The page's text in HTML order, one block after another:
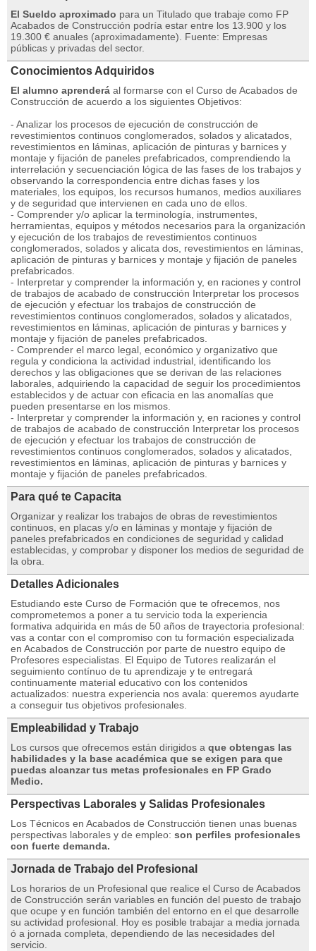
El Sueldo aproximado para un Titulado que trabaje como FP
Acabados de Construcción podría estar entre los 13.900 y los
19.300 € anuales (aproximadamente). Fuente: Empresas
públicas y privadas del sector.
Conocimientos Adquiridos
El alumno aprenderá al formarse con el Curso de Acabados de
Construcción de acuerdo a los siguientes Objetivos:
- Analizar los procesos de ejecución de construcción de
revestimientos continuos conglomerados, solados y alicatados,
revestimientos en láminas, aplicación de pinturas y barnices y
montaje y fijación de paneles prefabricados, comprendiendo la
interrelación y secuenciación lógica de las fases de los trabajos y
observando la correspondencia entre dichas fases y los
materiales, los equipos, los recursos humanos, medios auxiliares
y de seguridad que intervienen en cada uno de ellos.
- Comprender y/o aplicar la terminología, instrumentes,
herramientas, equipos y métodos necesarios para la organización
y ejecución de los trabajos de revestimientos continuos
conglomerados, solados y alicata dos, revestimientos en láminas,
aplicación de pinturas y barnices y montaje y fijación de paneles
prefabricados.
- Interpretar y comprender la información y, en raciones y control
de trabajos de acabado de construcción Interpretar los procesos
de ejecución y efectuar los trabajos de construcción de
revestimientos continuos conglomerados, solados y alicatados,
revestimientos en láminas, aplicación de pinturas y barnices y
montaje y fijación de paneles prefabricados.
- Comprender el marco legal, económico y organizativo que
regula y condiciona la actividad industrial, identificando los
derechos y las obligaciones que se derivan de las relaciones
laborales, adquiriendo la capacidad de seguir los procedimientos
establecidos y de actuar con eficacia en las anomalías que
pueden presentarse en los mismos.
- Interpretar y comprender la información y, en raciones y control
de trabajos de acabado de construcción Interpretar los procesos
de ejecución y efectuar los trabajos de construcción de
revestimientos continuos conglomerados, solados y alicatados,
revestimientos en láminas, aplicación de pinturas y barnices y
montaje y fijación de paneles prefabricados.
Para qué te Capacita
Organizar y realizar los trabajos de obras de revestimientos
continuos, en placas y/o en láminas y montaje y fijación de
paneles prefabricados en condiciones de seguridad y calidad
establecidas, y comprobar y disponer los medios de seguridad de
la obra.
Detalles Adicionales
Estudiando este Curso de Formación que te ofrecemos, nos
comprometemos a poner a tu servicio toda la experiencia
formativa adquirida en más de 50 años de trayectoria profesional:
vas a contar con el compromiso con tu formación especializada
en Acabados de Construcción por parte de nuestro equipo de
Profesores especialistas. El Equipo de Tutores realizarán el
seguimiento contínuo de tu aprendizaje y te entregará
continuamente material educativo con los contenidos
actualizados: nuestra experiencia nos avala: queremos ayudarte
a conseguir tus objetivos profesionales.
Empleabilidad y Trabajo
Los cursos que ofrecemos están dirigidos a que obtengas las
habilidades y la base académica que se exigen para que
puedas alcanzar tus metas profesionales en FP Grado
Medio.
Perspectivas Laborales y Salidas Profesionales
Los Técnicos en Acabados de Construcción tienen unas buenas
perspectivas laborales y de empleo: son perfiles profesionales
con fuerte demanda.
Jornada de Trabajo del Profesional
Los horarios de un Profesional que realice el Curso de Acabados
de Construcción serán variables en función del puesto de trabajo
que ocupe y en función también del entorno en el que desarrolle
su actividad profesional. Hoy es posible trabajar a media jornada
ó a jornada completa, dependiendo de las necesidades del
servicio.